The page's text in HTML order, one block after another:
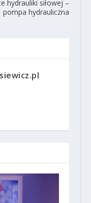
hydrauliki siłowej –
pompa hydrauliczna